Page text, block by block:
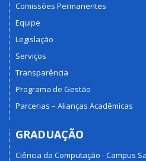
Comissões Permanentes
Equipe
Legislação
Serviços
Transparência
Programa de Gestão
Parcerias – Alianças Acadêmicas
GRADUAÇÃO
Ciência da Computação - Campus